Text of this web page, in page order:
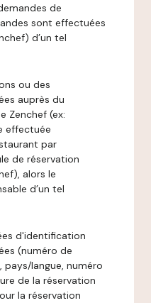
de
sont effectuées
d’un tel
ou des
auprès du
Zenchef (ex:
effectuée
par
de réservation
alors le
d’un tel
d'identification
(numéro de
pays/langue, numéro
de la réservation
la réservation